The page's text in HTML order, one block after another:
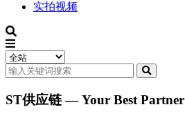
实拍视频
ST供应链 — Your Best Partner